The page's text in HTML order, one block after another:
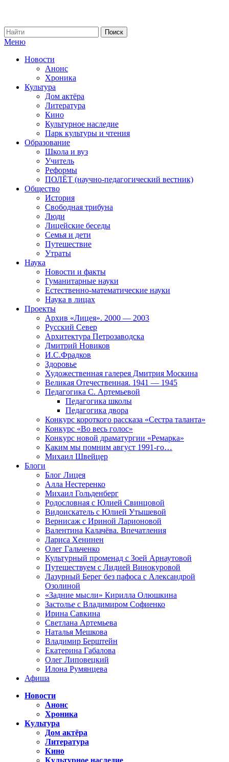
Меню
Новости
Анонс
Хроника
Культура
Дом актёра
Литература
Кино
Культурное наследие
Парк культуры и чтения
Образование
Школа и вуз
Учитель
Реформы
ПОЛЁТ (научно-педагогический вестник)
Общество
История
Свободная трибуна
Люди
Лицейские беседы
Семья и дети
Путешествие
Утраты
Наука
Новости и факты
Гуманитарные науки
Естественно-математические науки
Наука в лицах
Проекты
Архив «Лицея». 2000 — 2003
Русский Север
Архитектура Петрозаводска
Дмитрий Новиков
И.С.Фрадков
Здоровье
Художественная галерея Дмитрия Москина
Великая Отечественная. 1941 — 1945
Педагогика С. Артемьевой
Педагогика школы
Педагогика двора
Конкурс короткого рассказа «Сестра таланта»
Конкурс «Во весь голос»
Конкурс новой драматургии «Ремарка»
Каким мы помним август 1991-го…
Михаил Швейцер
Блоги
Блог Лицея
Алла Нестеренко
Михаил Гольденберг
Родословная с Юлией Свинцовой
Видоискатель с Юлией Утышевой
Вернисаж с Ириной Ларионовой
Валентина Калачёва. Впечатления
Лариса Хенинен
Олег Гальченко
Культурный променад с Зоей Арнаутовой
Путешествуем с Лидией Винокуровой
Лазурный Берег без пафоса с Александрой
Озолиной
«Задние мысли» Кирилла Олюшкина
Застолье с Владимиром Софиенко
Ирина Савкина
Светлана Артемьева
Наталья Мешкова
Владимир Берштейн
Екатерина Габалова
Олег Липовецкий
Илона Румянцева
Афиша
Новости
Анонс
Хроника
Культура
Дом актёра
Литература
Кино